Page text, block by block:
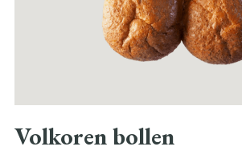
Volkoren bollen